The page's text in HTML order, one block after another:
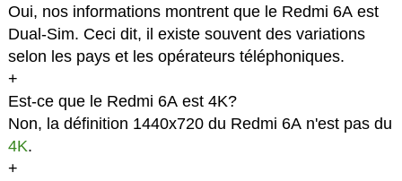
Oui, nos informations montrent que le Redmi 6A est
Dual-Sim. Ceci dit, il existe souvent des variations
selon les pays et les opérateurs téléphoniques.
+
Est-ce que le Redmi 6A est 4K?
Non, la définition 1440x720 du Redmi 6A n'est pas du
4K.
+